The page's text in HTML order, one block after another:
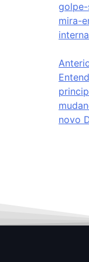
mira-
novo